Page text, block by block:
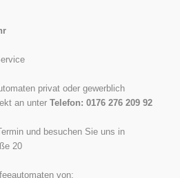
privat oder gewerblich
an unterTelefon: 0176 276 209 92
und besuchen Sie uns in
20
von: